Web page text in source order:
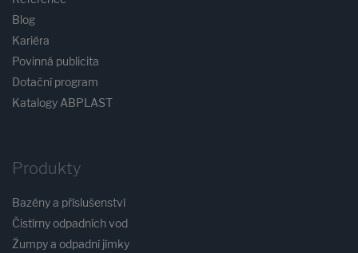
Blog
Kariéra
Povinná publicita
Dotační program
Katalogy ABPLAST
Produkty
Bazény a příslušenství
Čistírny odpadních vod
Žumpy a odpadní jímky